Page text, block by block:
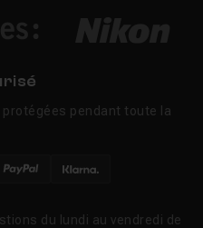
pendant toute la
du lundi au vendredi de